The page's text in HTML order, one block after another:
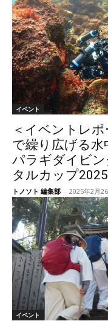
イベント
＜イベントレ
で繰り広げる
パラギダイビ
タルカップ
トノソト 編集部 - 2025年2月
イベント